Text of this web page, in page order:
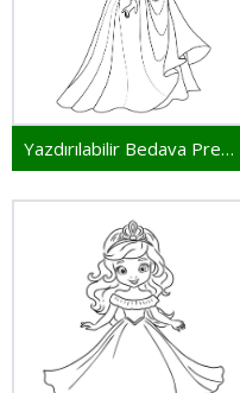
Yazdırılabilir Bedava Prenses